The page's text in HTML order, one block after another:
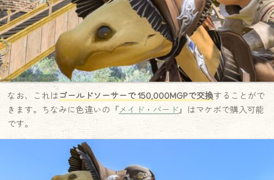
なお、これはゴールドソーサーで 150,000MGPで交換することがで
きます。ちなみに色違いの『メイド・バード』はマケボで購入可能
です。